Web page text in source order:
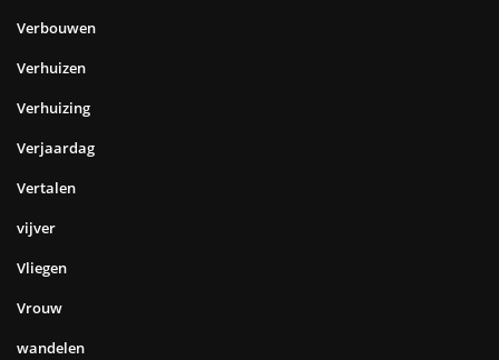
Verbouwen
Verhuizen
Verhuizing
Verjaardag
Vertalen
vijver
Vliegen
Vrouw
wandelen